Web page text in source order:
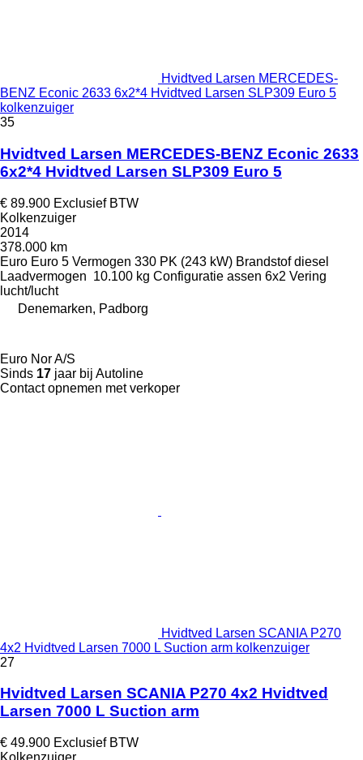
Hvidtved Larsen MERCEDES-
BENZ Econic 2633 6x2*4 Hvidtved Larsen SLP309 Euro 5
kolkenzuiger
35
Hvidtved Larsen MERCEDES-BENZ Econic 2633
6x2*4 Hvidtved Larsen SLP309 Euro 5
€ 89.900 Exclusief BTW
Kolkenzuiger
2014
378.000 km
Euro Euro 5 Vermogen 330 PK (243 kW) Brandstof diesel
Laadvermogen 10.100 kg Configuratie assen 6x2 Vering
lucht/lucht
Denemarken, Padborg
Euro Nor A/S
Sinds 17 jaar bij Autoline
Contact opnemen met verkoper
Hvidtved Larsen SCANIA P270
4x2 Hvidtved Larsen 7000 L Suction arm kolkenzuiger
27
Hvidtved Larsen SCANIA P270 4x2 Hvidtved
Larsen 7000 L Suction arm
€ 49.900 Exclusief BTW
Kolkenzuiger